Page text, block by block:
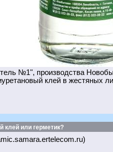
№1", производства
клей в жестяных
клей или герметик?